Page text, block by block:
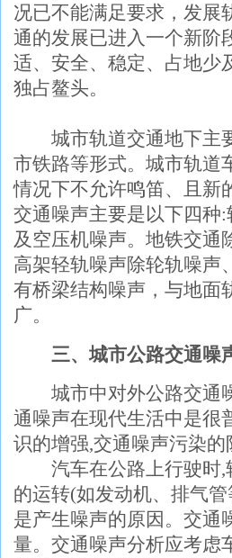
况已不能满足要求，发展
通的发展已进入一个新阶
适、安全、稳定、占地少
独占鳌头。
城市轨道交通地下主要
市铁路等形式。城市轨道
情况下不允许鸣笛、且新
交通噪声主要是以下四种
及空压机噪声。地铁交通
高架轻轨噪声除轮轨噪声
有桥梁结构噪声，与地面
广。
三、城市公路交通噪
城市中对外公路交通噪
通噪声在现代生活中是很
识的增强,交通噪声污染
汽车在公路上行驶时,
的运转(如发动机、排气
是产生噪声的原因。交通
量。交通噪声分析应考虑